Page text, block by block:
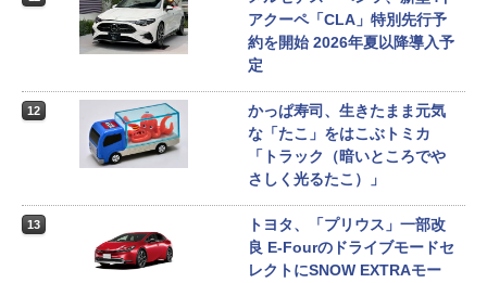
アクーペ「CLA」特別先行予
約を開始 2026年夏以降導入予
定
12
かっぱ寿司、生きたまま元気
な「たこ」をはこぶトミカ
「トラック（暗いところでや
さしく光るたこ）」
13
トヨタ、「プリウス」一部改
良 E-Fourのドライブモードセ
レクトにSNOW EXTRAモー